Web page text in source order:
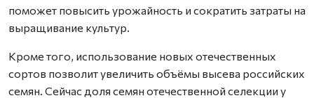
поможет повысить урожайность и сократить затраты на
выращивание культур.
Кроме того, использование новых отечественных
сортов позволит увеличить объёмы высева российских
семян. Сейчас доля семян отечественной селекции у